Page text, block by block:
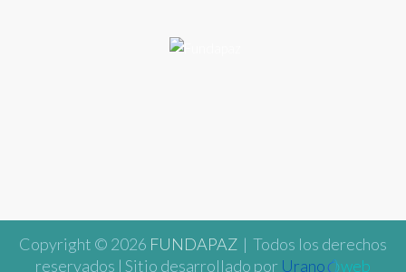
Copyright © 2026 FUNDAPAZ | Todos los derechos
reservados | Sitio desarrollado por Urano web